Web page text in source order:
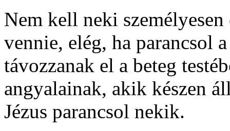
Nem kell neki személyesen
vennie, elég, ha parancsol
távozzanak el a beteg
angyalainak, akik készen
Jézus parancsol nekik.